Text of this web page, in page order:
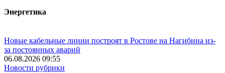
Энергетика
Новые кабельные линии построят в Ростове на Нагибина из-
за постоянных аварий
06.08.2026 09:55
Новости рубрики